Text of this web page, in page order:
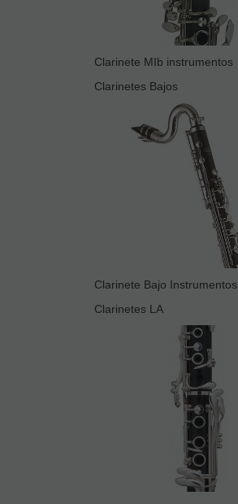
Clarinete MIb instrumentos
Clarinetes Bajos
Clarinete Bajo Instrumentos
Clarinetes LA